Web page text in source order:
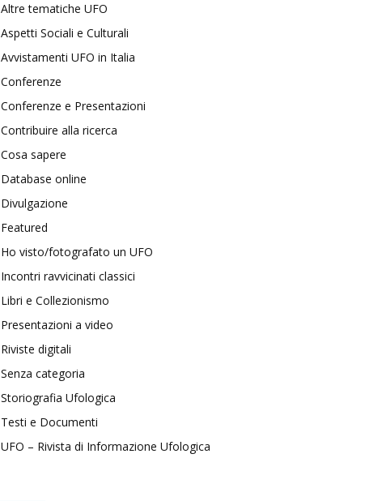
Altre tematiche UFO
Aspetti Sociali e Culturali
Avvistamenti UFO in Italia
Conferenze
Conferenze e Presentazioni
Contribuire alla ricerca
Cosa sapere
Database online
Divulgazione
Featured
Ho visto/fotografato un UFO
Incontri ravvicinati classici
Libri e Collezionismo
Presentazioni a video
Riviste digitali
Senza categoria
Storiografia Ufologica
Testi e Documenti
UFO – Rivista di Informazione Ufologica